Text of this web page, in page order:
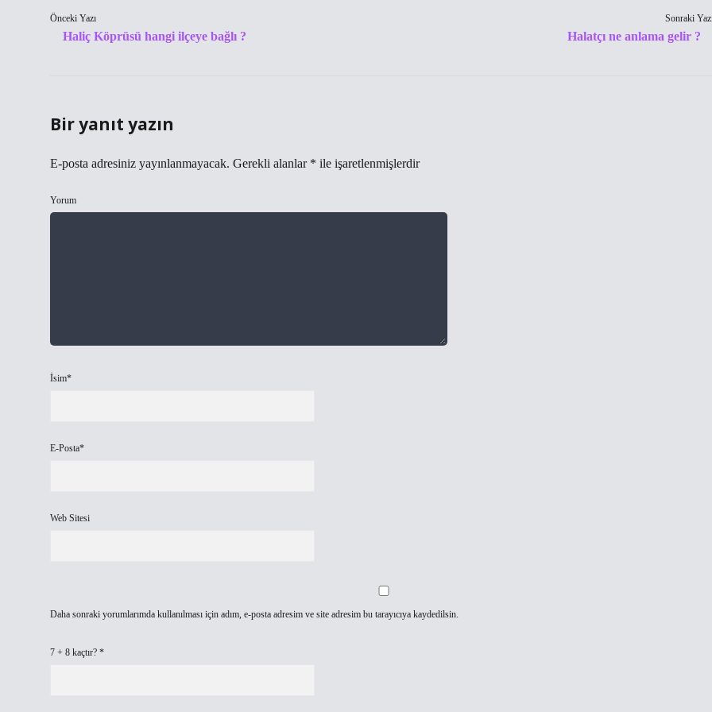
Önceki Yazı
Haliç Köprüsü hangi ilçeye bağlı ?
Sonraki
Halatçı ne anlama gelir ?
Bir yanıt yazın
E-posta adresiniz yayınlanmayacak. Gerekli alanlar * ile işaretlenmişlerdir
Yorum
İsim*
E-Posta*
Web Sitesi
Daha sonraki yorumlarımda kullanılması için adım, e-posta adresim ve site adresim bu tarayıcıya kaydedilsin.
7 + 8 kaçtır? *